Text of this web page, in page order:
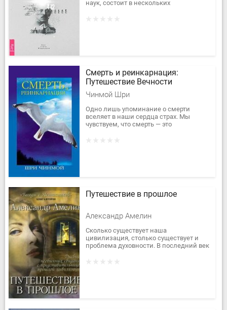
наук, состоит в нескольких
Смерть и реинкарнация:
Путешествие Вечности
Чинмой Шри
Одно лишь упоминание о смерти
вселяет в наши сердца страх. Мы
чувствуем, что смерть — это
Путешествие в прошлое
Александр Амелин
Сколько существует наша
цивилизация, столько существует и
проблема духовности. В последний век